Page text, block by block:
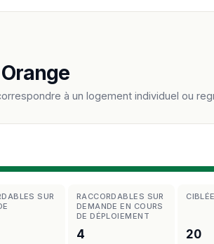
à un logement individuel ou
SUR
RACCORDABLES SUR
DEMANDE EN COURS
DE DÉPLOIEMENT
4 20